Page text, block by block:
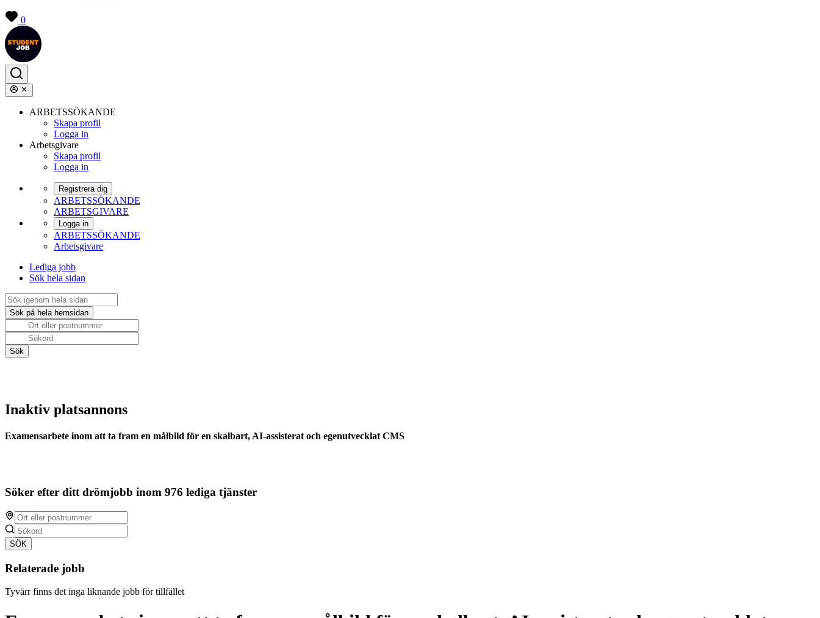
0
ARBETSSÖKANDE
Skapa profil
Logga in
Arbetsgivare
Skapa profil
Logga in
Registrera dig
ARBETSSÖKANDE
ARBETSGIVARE
Logga in
ARBETSSÖKANDE
Arbetsgivare
Lediga jobb
Sök hela sidan
Inaktiv platsannons
Examensarbete inom att ta fram en målbild för en skalbart, AI-assisterat och egenutvecklat CMS
Söker efter ditt drömjobb inom 976 lediga tjänster
SÖK
Relaterade jobb
Tyvärr finns det inga liknande jobb för tillfället